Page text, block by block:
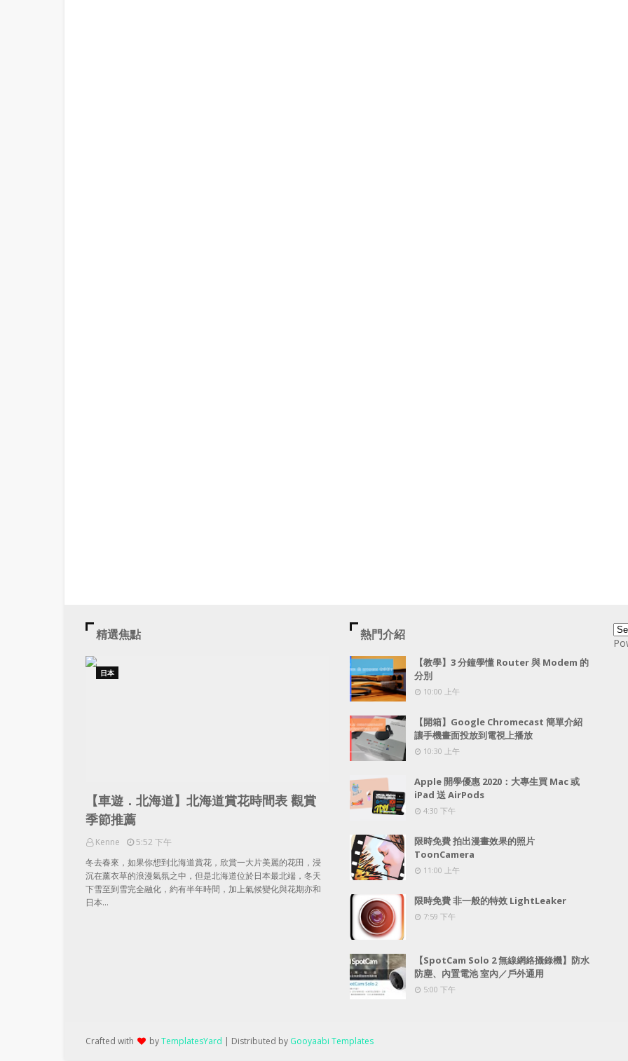
精選焦點
日本
【車遊．北海道】北海道賞花時間表 觀賞
季節推薦
Kenne
5:52 下午
冬去春來，如果你想到北海道賞花，欣賞一大片美麗的花田，浸
沉在薰衣草的浪漫氣氛之中，但是北海道位於日本最北端，冬天
下雪至到雪完全融化，約有半年時間，加上氣候變化與花期亦和
日本…
熱門介紹
【教學】3 分鐘學懂 Router 與 Modem 的
分別
10:00 上午
【開箱】Google Chromecast 簡單介紹
讓手機畫面投放到電視上播放
10:30 上午
Apple 開學優惠 2020：大專生買 Mac 或
iPad 送 AirPods
4:30 下午
限時免費 拍出漫畫效果的照片
ToonCamera
11:00 上午
限時免費 非一般的特效 LightLeaker
7:59 下午
【SpotCam Solo 2 無線網絡攝錄機】防水
防塵、內置電池 室內／戶外通用
5:00 下午
Crafted with byTemplatesYard | Distributed by Gooyaabi Templates